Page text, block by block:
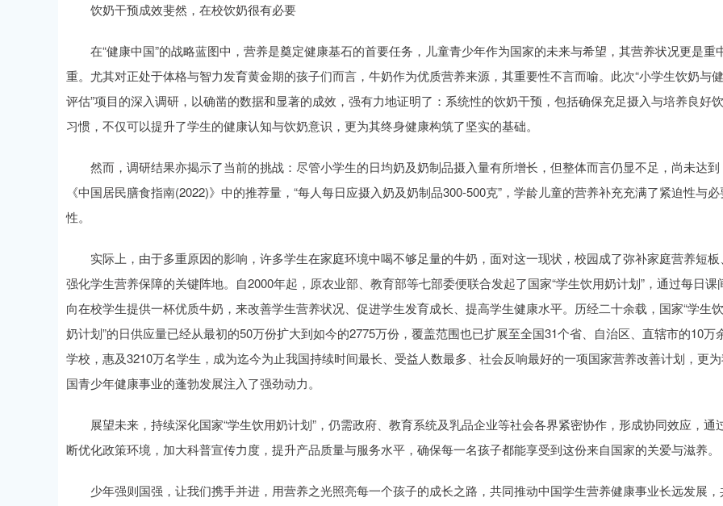
饮奶干预成效斐然，在校饮奶很有必要
在“健康中国”的战略蓝图中，营养是奠定健康基石的首要任务，儿童青少年作为国家的未来与希望，其营养状况更是重
重。尤其对正处于体格与智力发育黄金期的孩子们而言，牛奶作为优质营养来源，其重要性不言而喻。此次“小学生饮奶与
评估”项目的深入调研，以确凿的数据和显著的成效，强有力地证明了：系统性的饮奶干预，包括确保充足摄入与培养良好
习惯，不仅可以提升了学生的健康认知与饮奶意识，更为其终身健康构筑了坚实的基础。
然而，调研结果亦揭示了当前的挑战：尽管小学生的日均奶及奶制品摄入量有所增长，但整体而言仍显不足，尚未达到
《中国居民膳食指南(2022)》中的推荐量，“每人每日应摄入奶及奶制品300-500克”，学龄儿童的营养补充充满了紧迫性与必
性。
实际上，由于多重原因的影响，许多学生在家庭环境中喝不够足量的牛奶，面对这一现状，校园成了弥补家庭营养短板、
强化学生营养保障的关键阵地。自2000年起，原农业部、教育部等七部委便联合发起了国家“学生饮用奶计划”，通过每日课
向在校学生提供一杯优质牛奶，来改善学生营养状况、促进学生发育成长、提高学生健康水平。历经二十余载，国家“学生
奶计划”的日供应量已经从最初的50万份扩大到如今的2775万份，覆盖范围也已扩展至全国31个省、自治区、直辖市的10万
学校，惠及3210万名学生，成为迄今为止我国持续时间最长、受益人数最多、社会反响最好的一项国家营养改善计划，更
国青少年健康事业的蓬勃发展注入了强劲动力。
展望未来，持续深化国家“学生饮用奶计划”，仍需政府、教育系统及乳品企业等社会各界紧密协作，形成协同效应，通
断优化政策环境，加大科普宣传力度，提升产品质量与服务水平，确保每一名孩子都能享受到这份来自国家的关爱与滋养。
少年强则国强，让我们携手并进，用营养之光照亮每一个孩子的成长之路，共同推动中国学生营养健康事业长远发展，